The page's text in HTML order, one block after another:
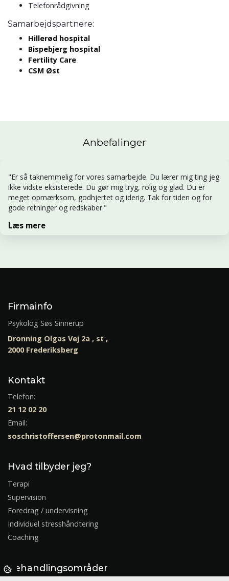
Telefonrådgivning
Samarbejdspartnere:
Hillerød hospital
Bispebjerg hospital
Fertility Care
CSM Øst
Anbefalinger
"Er så taknemmelig for vores samarbejde. Du lærer mig ting jeg
ikke vidste eksisterede. Du gør mig tryg, rolig og glad. Du er
meget opmærksom, godhjertet og iderig. Tak for tiden og for
gode retninger og redskaber."
Læs mere
Firmainfo
Psykolog Søs Sinnerup
Dronning Olgas Vej 2a , st ,
2000 Frederiksberg
Kontakt
Telefon:
21 12 02 20
Email:
soschristoffersen@protonmail.com
Hvad tilbyder jeg?
Terapi
Supervision
Foredrag / undervisning
Individuel stresshåndtering
Coaching
Behandlingsområder